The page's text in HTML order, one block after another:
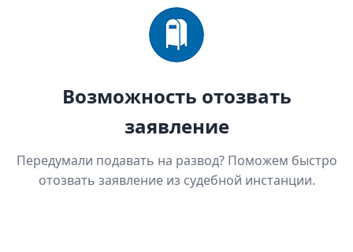
Возможность отозвать
заявление
Передумали подавать на развод? Поможем быстро
отозвать заявление из судебной инстанции.